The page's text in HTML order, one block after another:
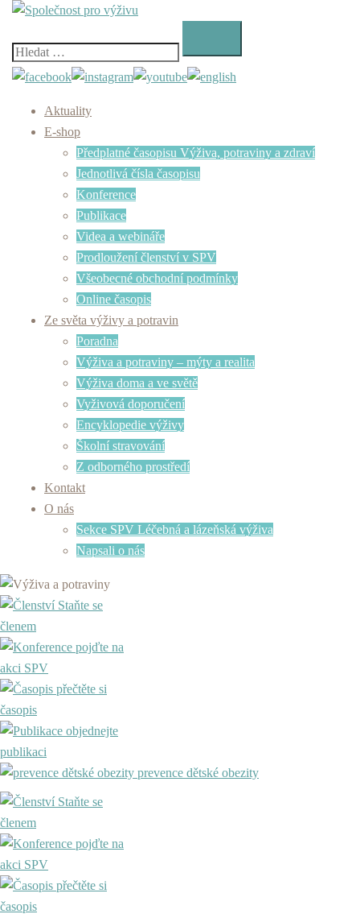
Skip
content
Vyhledávání
Aktuality
E-shop
Předplatné časopisu Výživa, potraviny a zdraví
Jednotlivá čísla časopisu
Konference
Publikace
Videa a webináře
Prodloužení členství v SPV
Všeobecné obchodní podmínky
Online časopis
Ze světa výživy a potravin
Poradna
Výživa a potraviny – mýty a realita
Výživa doma a ve světě
Vyživová doporučení
Encyklopedie výživy
Školní stravování
Z odborného prostředí
Kontakt
O nás
Sekce SPV Léčebná a lázeňská výživa
Napsali o nás
Staňte se
členem
pojďte na
akci SPV
přečtěte si
časopis
objednejte
publikaci
prevence dětské obezity
Staňte se
členem
pojďte na
akci SPV
přečtěte si
časopis